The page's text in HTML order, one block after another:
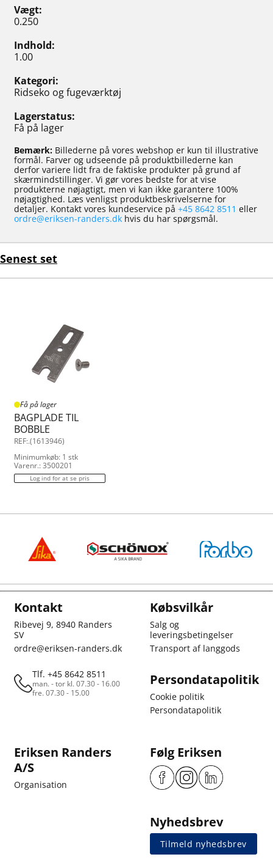
Vægt
0.250
Indhold
1.00
Kategori
Ridseko og fugeværktøj
Lagerstatus
Få på lager
Bemærk: Billederne på vores webshop er kun til illustrative
formål. Farver og udseende på produktbillederne kan
derfor variere lidt fra de faktiske produkter på grund af
skærmindstillinger. Vi gør vores bedste for at vise
produkterne nøjagtigt, men vi kan ikke garantere 100%
nøjagtighed. Læs venligst produktbeskrivelserne for
detaljer. Kontakt vores kundeservice på +45 8642 8511 eller
ordre@eriksen-randers.dk hvis du har spørgsmål.
Senest set
Få på lager
BAGPLADE TIL
BOBBLE
REF:.(1613946)
Minimumkøb: 1 stk
Varenr.: 3500201
Log ind for at se pris
Kontakt
Ribevej 9, 8940 Randers
SV
ordre@eriksen-randers.dk
Tlf. +45 8642 8511
man. - tor kl. 07.30 - 16.00
fre. 07.30 - 15.00
Købsvilkår
Salg og
leveringsbetingelser
Transport af langgods
Persondatapolitik
Cookie politik
Persondatapolitik
Eriksen Randers
A/S
Organisation
Følg Eriksen
Nyhedsbrev
Tilmeld nyhedsbrev